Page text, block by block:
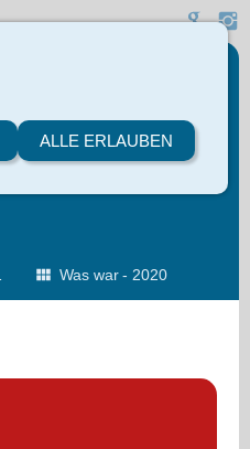
Was war - 2020
ALLE ERLAUBEN